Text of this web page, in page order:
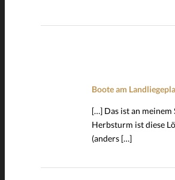
Boote am
[…] Das ist an
Herbsturm ist diese
(anders […]